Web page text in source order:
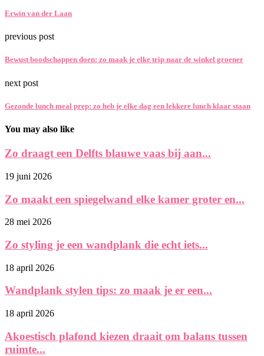
Erwin van der Laan
previous post
Bewust boodschappen doen: zo maak je elke trip naar de winkel groener
next post
Gezonde lunch meal prep: zo heb je elke dag een lekkere lunch klaar staan
You may also like
Zo draagt een Delfts blauwe vaas bij aan...
19 juni 2026
Zo maakt een spiegelwand elke kamer groter en...
28 mei 2026
Zo styling je een wandplank die echt iets...
18 april 2026
Wandplank stylen tips: zo maak je er een...
18 april 2026
Akoestisch plafond kiezen draait om balans tussen
ruimte...